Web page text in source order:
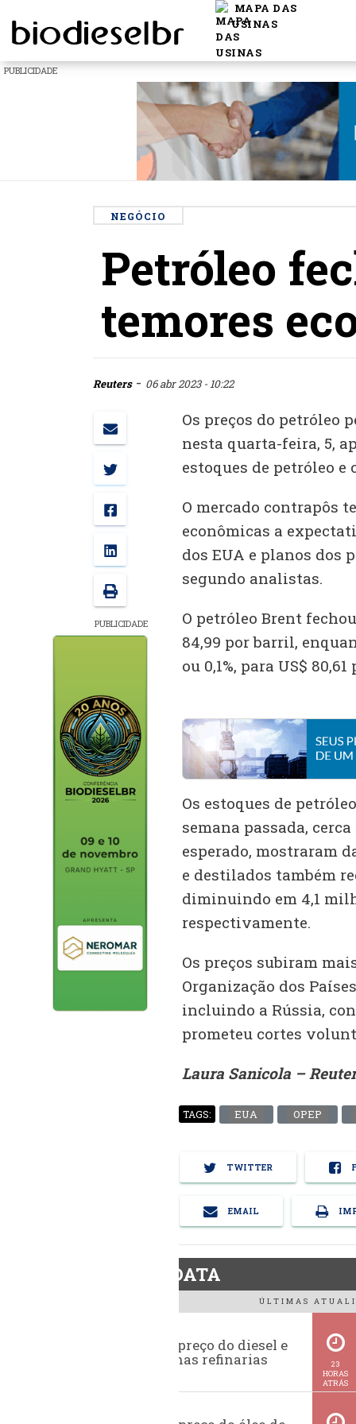
MAPA DAS
USINAS
PUBLICIDADE
NEGÓCIO
Petróleo
temores
Reuters- 06 abr 2023 - 10:22
PUBLICIDADE
Os preços do petróleo
nesta quarta-feira, 5,
estoques de petróleo
O mercado contrapôs
econômicas a
dos EUA e planos dos
segundo analistas.
O petróleo Brent
84,99 por barril,
ou 0,1%, para US$
Os estoques de
semana passada,
esperado, mostraram
e destilados também
diminuindo em 4,1
respectivamente.
Os preços subiram
Organização dos
incluindo a Rússia,
prometeu cortes
Laura Sanicola –
TAGS: EUA OPEP
TWITTER
EMAIL
BiodieselDATA
ÚLTIMAS
Evolução do preço do diesel e
da gasolina nas refinarias
23
HORAS
ATRÁS